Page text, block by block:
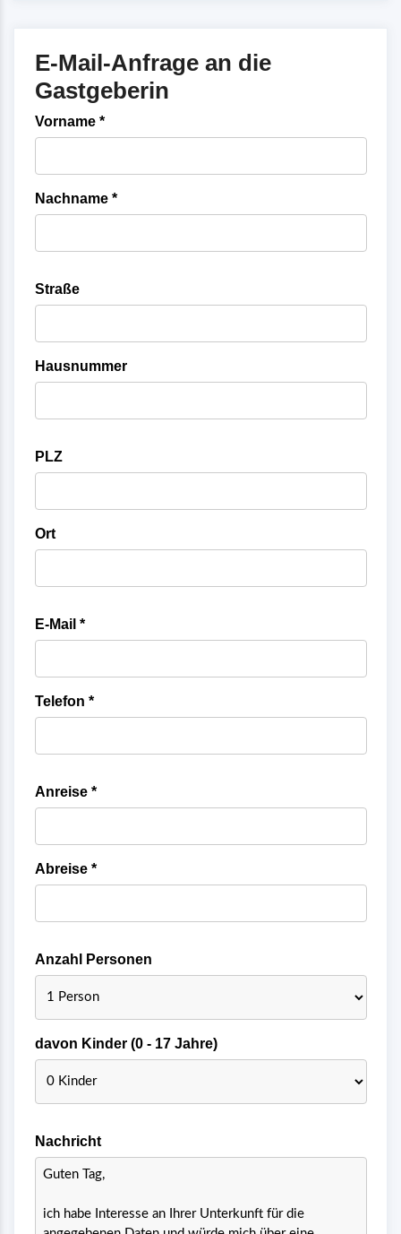
E-Mail-Anfrage an die
Gastgeberin
Vorname *
Nachname *
Straße
Hausnummer
PLZ
Ort
E-Mail *
Telefon *
Anreise *
Abreise *
Anzahl Personen
davon Kinder (0 - 17 Jahre)
Nachricht